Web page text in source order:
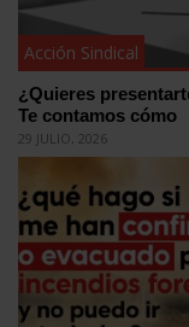
Acción Sindical
¿Quieres
Te contamos cómo
29 JULIO, 2026